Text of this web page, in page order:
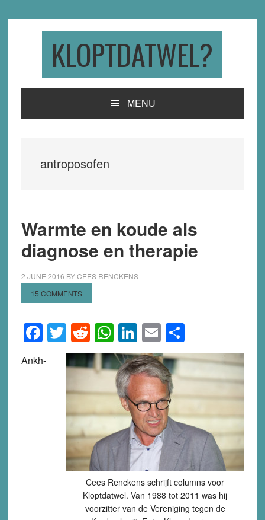
KLOPTDATWEL?
MENU
antroposofen
Warmte en koude als
diagnose en therapie
2 JUNE 2016 BYCEES RENCKENS
15 COMMENTS
Facebook
Twitter
Reddit
WhatsApp
LinkedIn
EmailShare
Cees Renckens schrijft columns voor
Kloptdatwel. Van 1988 tot 2011 was hij
voorzitter van de Vereniging tegen de
Ankh-